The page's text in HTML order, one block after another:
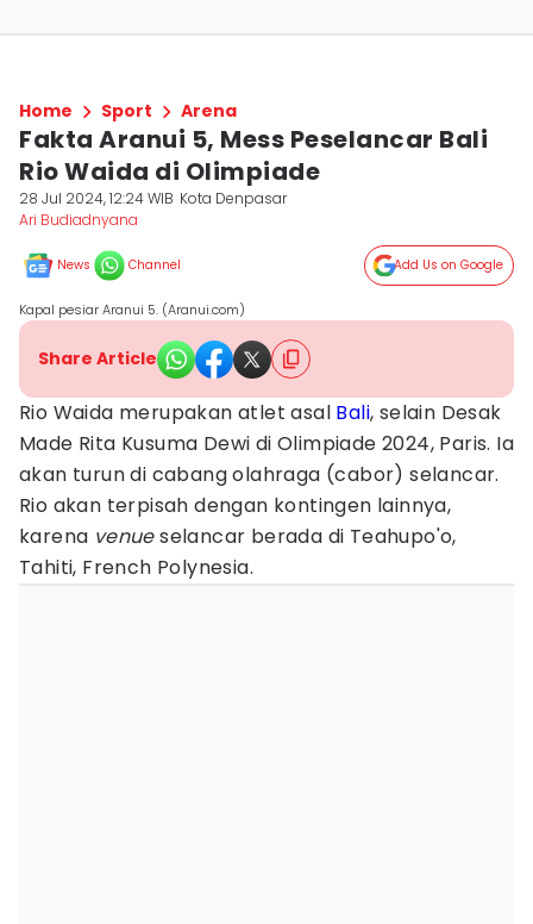
Home Sport Arena
Fakta Aranui 5, Mess Peselancar Bali
Rio Waida di Olimpiade
28 Jul 2024, 12:24 WIB Kota Denpasar
Ari Budiadnyana
News Channel Add Us on Google
Kapal pesiar Aranui 5. (Aranui.com)
Share Article
Rio Waida merupakan atlet asal Bali, selain Desak
Made Rita Kusuma Dewi di Olimpiade 2024, Paris. Ia
akan turun di cabang olahraga (cabor) selancar.
Rio akan terpisah dengan kontingen lainnya,
karena venueselancar berada di Teahupo'o,
Tahiti, French Polynesia.